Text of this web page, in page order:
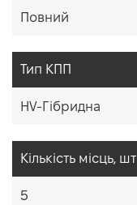
Повний
Тип КПП
HV-Гібридна
Кiлькiсть мiсць, шт
5